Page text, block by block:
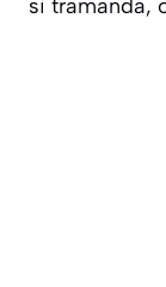
si tramanda,